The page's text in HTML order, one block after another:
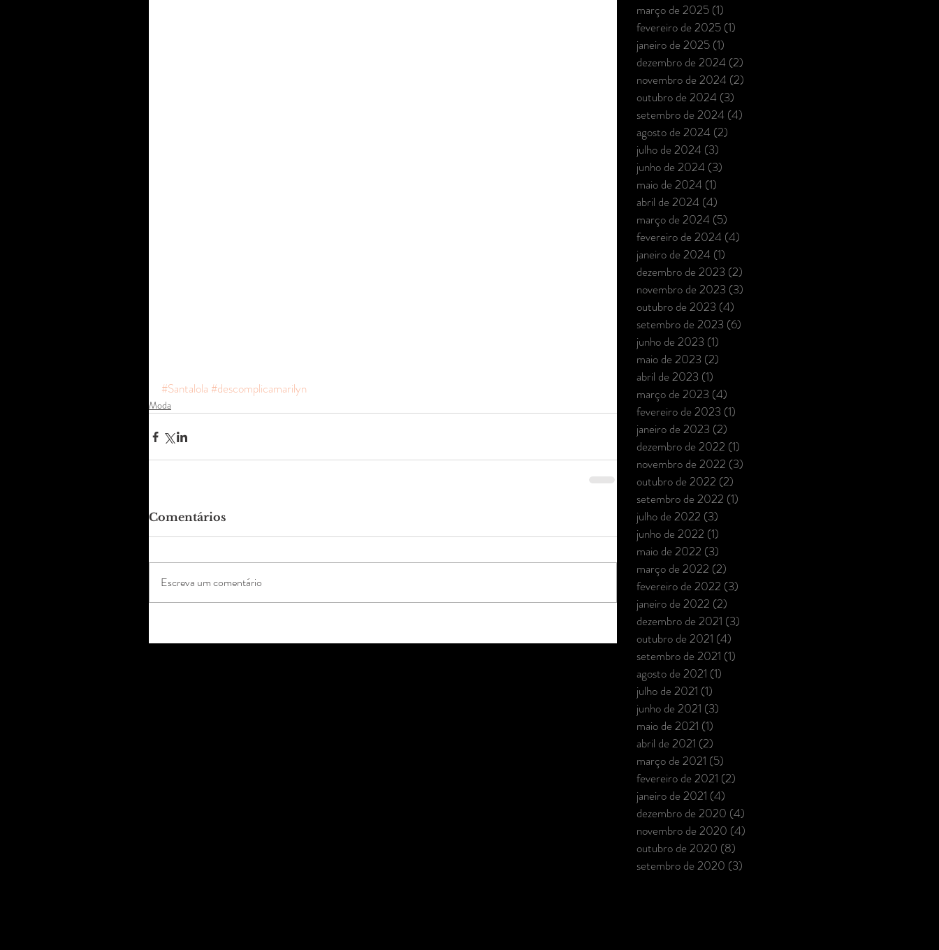
#Santalola #descomplicamarilyn
Moda
Comentários
Escreva um comentário
março de 2025 (1)
fevereiro de 2025 (1)
janeiro de 2025 (1)
dezembro de 2024 (2)
novembro de 2024 (2)
outubro de 2024 (3)
setembro de 2024 (4)
agosto de 2024 (2)
julho de 2024 (3)
junho de 2024 (3)
maio de 2024 (1)
abril de 2024 (4)
março de 2024 (5)
fevereiro de 2024 (4)
janeiro de 2024 (1)
dezembro de 2023 (2)
novembro de 2023 (3)
outubro de 2023 (4)
setembro de 2023 (6)
junho de 2023 (1)
maio de 2023 (2)
abril de 2023 (1)
março de 2023 (4)
fevereiro de 2023 (1)
janeiro de 2023 (2)
dezembro de 2022 (1)
novembro de 2022 (3)
outubro de 2022 (2)
setembro de 2022 (1)
julho de 2022 (3)
junho de 2022 (1)
maio de 2022 (3)
março de 2022 (2)
fevereiro de 2022 (3)
janeiro de 2022 (2)
dezembro de 2021 (3)
outubro de 2021 (4)
setembro de 2021 (1)
agosto de 2021 (1)
julho de 2021 (1)
junho de 2021 (3)
maio de 2021 (1)
abril de 2021 (2)
março de 2021 (5)
fevereiro de 2021 (2)
janeiro de 2021 (4)
dezembro de 2020 (4)
novembro de 2020 (4)
outubro de 2020 (8)
setembro de 2020 (3)